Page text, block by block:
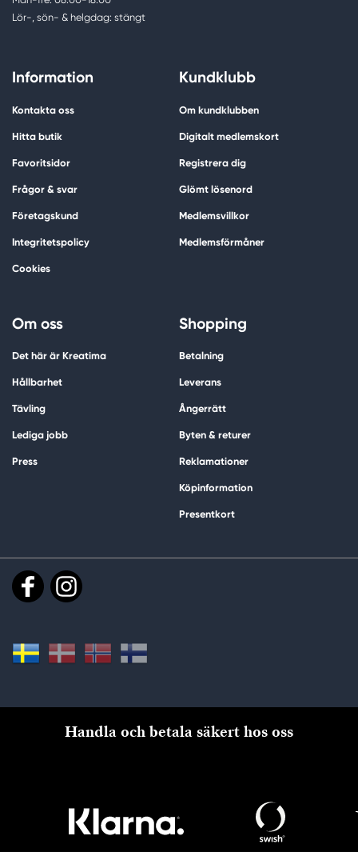
Lör-, sön- & helgdag: stängt
Information
Kontakta oss
Hitta butik
Favoritsidor
Frågor & svar
Företagskund
Integritetspolicy
Cookies
Kundklubb
Om kundklubben
Digitalt medlemskort
Registrera dig
Glömt lösenord
Medlemsvillkor
Medlemsförmåner
Om oss
Det här är Kreatima
Hållbarhet
Tävling
Lediga jobb
Press
Shopping
Betalning
Leverans
Ångerrätt
Byten & returer
Reklamationer
Köpinformation
Presentkort
Handla och betala säkert hos oss